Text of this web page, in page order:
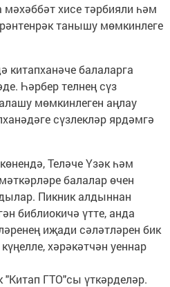
мәхәббәт хисе тәрбияли һәм
танышу мөмкинлеге
китапханәче балаларга
Һәрбер телнең сүз
мөмкинлеген аңлау
сүзлекләр ярдәмгә
Теләче Үзәк һәм
балалар өчен
Пикник алдыннан
библиокичә үтте, анда
иҗади сәләтләрен бик
хәрәкәтчән уеннар
"Китап ГТО"сы үткәрделәр.